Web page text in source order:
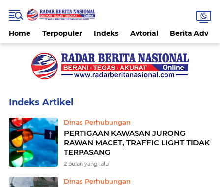
Home Terpopuler Indeks Avtorial Berita
Dinas Perhubungan
PERTIGAAN KAWASAN JURONG
RAWAN MACET, TRAFFIC LIGHT TIDAK
TERPASANG
2 bulan yang lalu
Dinas Perhubungan